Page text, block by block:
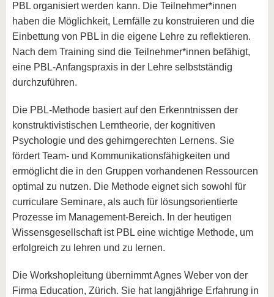
PBL organisiert werden kann. Die Teilnehmer*innen
haben die Möglichkeit, Lernfälle zu konstruieren und die
Einbettung von PBL in die eigene Lehre zu reflektieren.
Nach dem Training sind die Teilnehmer*innen befähigt,
eine PBL-Anfangspraxis in der Lehre selbstständig
durchzuführen.
Die PBL-Methode basiert auf den Erkenntnissen der
konstruktivistischen Lerntheorie, der kognitiven
Psychologie und des gehirngerechten Lernens. Sie
fördert Team- und Kommunikationsfähigkeiten und
ermöglicht die in den Gruppen vorhandenen Ressourcen
optimal zu nutzen. Die Methode eignet sich sowohl für
curriculare Seminare, als auch für lösungsorientierte
Prozesse im Management-Bereich. In der heutigen
Wissensgesellschaft ist PBL eine wichtige Methode, um
erfolgreich zu lehren und zu lernen.
Die Workshopleitung übernimmt Agnes Weber von der
Firma Education, Zürich. Sie hat langjährige Erfahrung in